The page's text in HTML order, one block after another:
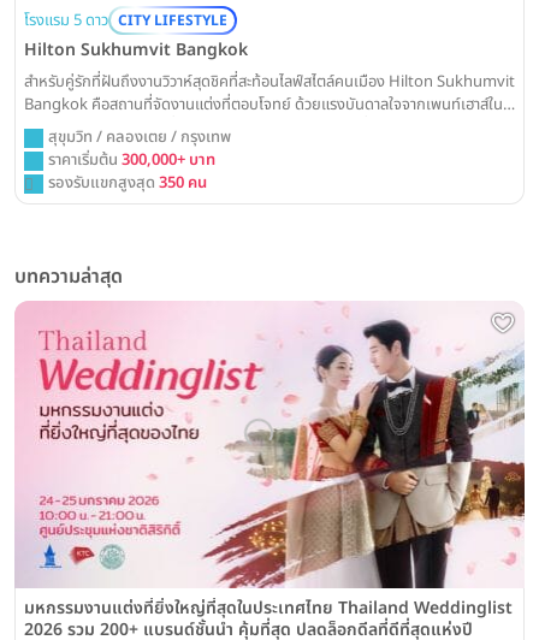
โรงแรม 5 ดาว CITY LIFESTYLE
Hilton Sukhumvit Bangkok
สำหรับคู่รักที่ฝันถึงงานวิวาห์สุดชิคที่สะท้อนไลฟ์สไตล์คนเมือง Hilton Sukhumvit
Bangkok คือสถานที่จัดงานแต่งที่ตอบโจทย์ ด้วยแรงบันดาลใจจากเพนท์เฮาส์ใน
นิวยอร์ก พร้อมบันไดวนที่เป็นเอกลักษณ์สำหรับช็อตภาพที่น่าจดจำ
สุขุมวิท / คลองเตย / กรุงเทพ
ราคาเริ่มต้น 300,000+ บาท
รองรับแขกสูงสุด 350 คน
บทความล่าสุด
มหกรรมงานแต่งที่ยิ่งใหญ่ที่สุดในประเทศไทย Thailand Weddinglist
2026 รวม 200+ แบรนด์ชั้นนำ คุ้มที่สุด ปลดล็อกดีลที่ดีที่สุดแห่งปี